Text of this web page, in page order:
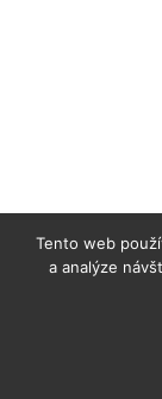
Tento web
a analýze